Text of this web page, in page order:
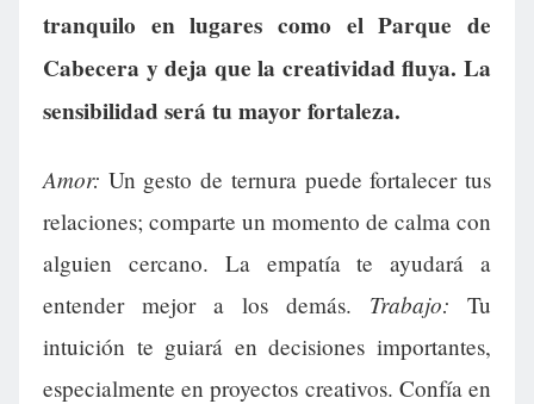
tranquilo en lugares como el Parque de
Cabecera y deja que la creatividad fluya. La
sensibilidad será tu mayor fortaleza.
Amor: Un gesto de ternura puede fortalecer tus
relaciones; comparte un momento de calma con
alguien cercano. La empatía te ayudará a
entender mejor a los demás. Trabajo: Tu
intuición te guiará en decisiones importantes,
especialmente en proyectos creativos. Confía en